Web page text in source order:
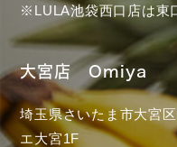
※LULA池袋西口店は東
大宮店 Omiya
埼玉県さいたま市大宮
エ大宮1F